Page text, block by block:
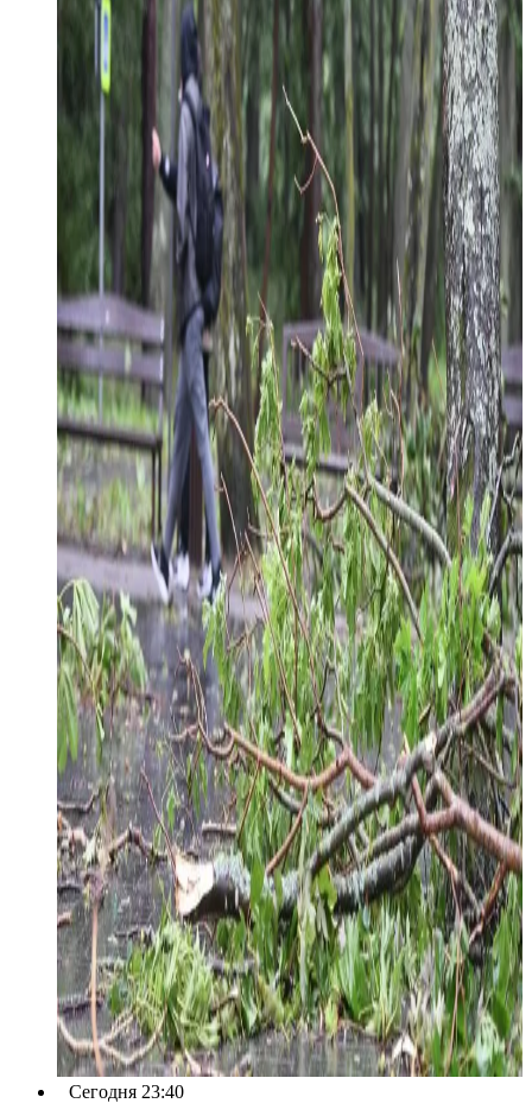
Сегодня 23:40